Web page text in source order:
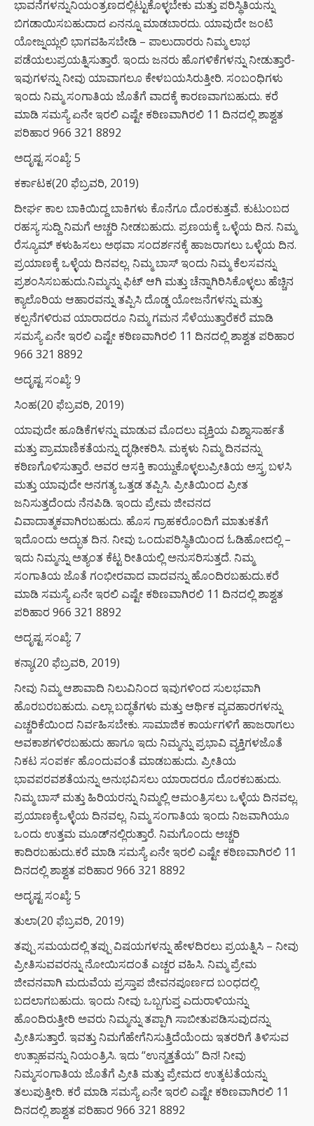
ಭಾವನೆಗಳನ್ನುನಿಯಂತ್ರಣದಲ್ಲಿಟ್ಟುಕೊಳ್ಳಬೇಕು ಮತ್ತು ಪರಿಸ್ಥಿತಿಯನ್ನು
ಬಿಗಡಾಯಿಸಬಹುದಾದ ಏನನ್ನೂ ಮಾಡಬಾರದು. ಯಾವುದೇ ಜಂಟಿ
ಯೋಜ್ನಯ್ಲಲಿ ಭಾಗವಹಿಸಬೇಡಿ – ಪಾಲುದಾರರು ನಿಮ್ಮ ಲಾಭ
ಪಡೆಯಲುಪ್ರಯತ್ನಿಸುತ್ತಾರೆ. ಇಂದು ಜನರು ಹೊಗಳಿಕೆಗಳನ್ನು ನೀಡುತ್ತಾರೆ-
ಇವುಗಳನ್ನು ನೀವು ಯಾವಾಗಲೂ ಕೇಳಬಯಸಿರುತ್ತೀರಿ. ಸಂಬಂಧಿಗಳು
ಇಂದು ನಿಮ್ಮ ಸಂಗಾತಿಯ ಜೊತೆಗೆ ವಾದಕ್ಕೆ ಕಾರಣವಾಗಬಹುದು. ಕರೆ
ಮಾಡಿ ಸಮಸ್ಯೆ ಏನೇ ಇರಲಿ ಎಷ್ಟೇ ಕಠಿಣವಾಗಿರಲಿ 11 ದಿನದಲ್ಲಿ ಶಾಶ್ವತ
ಪರಿಹಾರ 966 321 8892
ಅದೃಷ್ಟ ಸಂಖ್ಯೆ: 5
ಕರ್ಕಾಟಕ(20 ಫೆಬ್ರವರಿ, 2019)
ದೀರ್ಘ ಕಾಲ ಬಾಕಿಯಿದ್ದ ಬಾಕಿಗಳು ಕೊನೆಗೂ ದೊರಕುತ್ತವೆ. ಕುಟುಂಬದ
ರಹಸ್ಯ ಸುದ್ದಿ ನಿಮಗೆ ಅಚ್ಚರಿ ನೀಡಬಹುದು. ಪ್ರಣಯಕ್ಕೆ ಒಳ್ಳೆಯ ದಿನ. ನಿಮ್ಮ
ರೆಸ್ಯೂಮ್ ಕಳುಹಿಸಲು ಅಥವಾ ಸಂದರ್ಶನಕ್ಕೆ ಹಾಜರಾಗಲು ಒಳ್ಳೆಯ ದಿನ.
ಪ್ರಯಾಣಕ್ಕೆ ಒಳ್ಳೆಯ ದಿನವಲ್ಲ. ನಿಮ್ಮ ಬಾಸ್ ಇಂದು ನಿಮ್ಮ ಕೆಲಸವನ್ನು
ಪ್ರಶಂಸಿಸಬಹುದು.ನಿಮ್ಮನ್ನು ಫಿಟ್ ಆಗಿ ಮತ್ತು ಚೆನ್ನಾಗಿರಿಸಿಕೊಳ್ಳಲು ಹೆಚ್ಚಿನ
ಕ್ಯಾಲೊರಿಯ ಆಹಾರವನ್ನು ತಪ್ಪಿಸಿ ದೊಡ್ಡ ಯೋಜನೆಗಳನ್ನು ಮತ್ತು
ಕಲ್ಪನೆಗಳಿರುವ ಯಾರಾದರೂ ನಿಮ್ಮ ಗಮನ ಸೆಳೆಯುತ್ತಾರೆಕರೆ ಮಾಡಿ
ಸಮಸ್ಯೆ ಏನೇ ಇರಲಿ ಎಷ್ಟೇ ಕಠಿಣವಾಗಿರಲಿ 11 ದಿನದಲ್ಲಿ ಶಾಶ್ವತ ಪರಿಹಾರ
966 321 8892
ಅದೃಷ್ಟ ಸಂಖ್ಯೆ: 9
ಸಿಂಹ(20 ಫೆಬ್ರವರಿ, 2019)
ಯಾವುದೇ ಹೂಡಿಕೆಗಳನ್ನು ಮಾಡುವ ಮೊದಲು ವ್ಯಕ್ತಿಯ ವಿಶ್ವಾಸಾರ್ಹತೆ
ಮತ್ತು ಪ್ರಾಮಾಣಿಕತೆಯನ್ನು ದೃಢೀಕರಿಸಿ. ಮಕ್ಕಳು ನಿಮ್ಮ ದಿನವನ್ನು
ಕಠಿಣಗೊಳಿಸುತ್ತಾರೆ. ಅವರ ಆಸಕ್ತಿ ಕಾಯ್ದುಕೊಳ್ಳಲುಪ್ರೀತಿಯ ಅಸ್ತ್ರ ಬಳಸಿ
ಮತ್ತು ಯಾವುದೇ ಅನಗತ್ಯ ಒತ್ತಡ ತಪ್ಪಿಸಿ. ಪ್ರೀತಿಯಿಂದ ಪ್ರೀತ
ಜನಿಸುತ್ತದೆಂದು ನೆನಪಿಡಿ. ಇಂದು ಪ್ರೇಮ ಜೀವನದ
ವಿವಾದಾತ್ಮಕವಾಗಿರಬಹುದು. ಹೊಸ ಗ್ರಾಹಕರೊಂದಿಗೆ ಮಾತುಕತೆಗೆ
ಇದೊಂದು ಅದ್ಭುತ ದಿನ. ನೀವು ಒಂದುಪರಿಸ್ಥಿತಿಯಿಂದ ಓಡಿಹೋದಲ್ಲಿ –
ಇದು ನಿಮ್ಮನ್ನು ಅತ್ಯಂತ ಕೆಟ್ಟ ರೀತಿಯಲ್ಲಿ ಅನುಸರಿಸುತ್ತದೆ. ನಿಮ್ಮ
ಸಂಗಾತಿಯ ಜೊತೆ ಗಂಭೀರವಾದ ವಾದವನ್ನು ಹೊಂದಿರಬಹುದು.ಕರೆ
ಮಾಡಿ ಸಮಸ್ಯೆ ಏನೇ ಇರಲಿ ಎಷ್ಟೇ ಕಠಿಣವಾಗಿರಲಿ 11 ದಿನದಲ್ಲಿ ಶಾಶ್ವತ
ಪರಿಹಾರ 966 321 8892
ಅದೃಷ್ಟ ಸಂಖ್ಯೆ: 7
ಕನ್ಯಾ(20 ಫೆಬ್ರವರಿ, 2019)
ನೀವು ನಿಮ್ಮ ಆಶಾವಾದಿ ನಿಲುವಿನಿಂದ ಇವುಗಳಿಂದ ಸುಲಭವಾಗಿ
ಹೊರಬರಬಹುದು. ಎಲ್ಲಾ ಬದ್ಧತೆಗಳು ಮತ್ತು ಆರ್ಥಿಕ ವ್ಯವಹಾರಗಳನ್ನು
ಎಚ್ಚರಿಕೆಯಿಂದ ನಿರ್ವಹಿಸಬೇಕು. ಸಾಮಾಜಿಕ ಕಾರ್ಯಗಳಿಗೆ ಹಾಜರಾಗಲು
ಅವಕಾಶಗಳಿರಬಹುದು ಹಾಗೂ ಇದು ನಿಮ್ಮನ್ನು ಪ್ರಭಾವಿ ವ್ಯಕ್ತಿಗಳಜೊತೆ
ನಿಕಟ ಸಂಪರ್ಕ ಹೊಂದುವಂತೆ ಮಾಡಬಹುದು. ಪ್ರೀತಿಯ
ಭಾವಪರವಶತೆಯನ್ನು ಅನುಭವಿಸಲು ಯಾರಾದರೂ ದೊರಕಬಹುದು.
ನಿಮ್ಮ ಬಾಸ್ ಮತ್ತು ಹಿರಿಯರನ್ನು ನಿಮ್ಮಲ್ಲಿ ಆಮಂತ್ರಿಸಲು ಒಳ್ಳೆಯ ದಿನವಲ್ಲ.
ಪ್ರಯಾಣಕ್ಕೆಒಳ್ಳೆಯ ದಿನವಲ್ಲ. ನಿಮ್ಮ ಸಂಗಾತಿಯ ಇಂದು ನಿಜವಾಗಿಯೂ
ಒಂದು ಉತ್ತಮ ಮೂಡ್‌ನಲ್ಲಿರುತ್ತಾರೆ. ನಿಮಗೊಂದು ಅಚ್ಚರಿ
ಕಾದಿರಬಹುದು.ಕರೆ ಮಾಡಿ ಸಮಸ್ಯೆ ಏನೇ ಇರಲಿ ಎಷ್ಟೇ ಕಠಿಣವಾಗಿರಲಿ 11
ದಿನದಲ್ಲಿ ಶಾಶ್ವತ ಪರಿಹಾರ 966 321 8892
ಅದೃಷ್ಟ ಸಂಖ್ಯೆ: 5
ತುಲಾ(20 ಫೆಬ್ರವರಿ, 2019)
ತಪ್ಪು ಸಮಯದಲ್ಲಿ ತಪ್ಪು ವಿಷಯಗಳನ್ನು ಹೇಳದಿರಲು ಪ್ರಯತ್ನಿಸಿ – ನೀವು
ಪ್ರೀತಿಸುವವರನ್ನು ನೋಯಿಸದಂತೆ ಎಚ್ಚರ ವಹಿಸಿ. ನಿಮ್ಮ ಪ್ರೇಮ
ಜೀವನವಾಗಿ ಮದುವೆಯ ಪ್ರಸ್ತಾಪ ಜೀವನಪೂರ್ಣದ ಬಂಧದಲ್ಲಿ
ಬದಲಾಗಬಹುದು. ಇಂದು ನೀವು ಒಬ್ಬಗುಪ್ತ ಎದುರಾಳಿಯನ್ನು
ಹೊಂದಿರುತ್ತೀರಿ ಅವರು ನಿಮ್ಮನ್ನು ತಪ್ಪಾಗಿ ಸಾಬೀತುಪಡಿಸುವುದನ್ನು
ಪ್ರೀತಿಸುತ್ತಾರೆ. ಇವತ್ತು ನಿಮಗೆಹೇಗೆನಿಸುತ್ತಿದೆಯೆಂದು ಇತರರಿಗೆ ತಿಳಿಸುವ
ಉತ್ಸಾಹವನ್ನು ನಿಯಂತ್ರಿಸಿ. ಇದು “ಉನ್ಮತ್ತತೆಯ” ದಿನ! ನೀವು
ನಿಮ್ಮಸಂಗಾತಿಯ ಜೊತೆಗೆ ಪ್ರೀತಿ ಮತ್ತು ಪ್ರೇಮದ ಉತ್ಕಟತೆಯನ್ನು
ತಲುಪುತ್ತೀರಿ. ಕರೆ ಮಾಡಿ ಸಮಸ್ಯೆ ಏನೇ ಇರಲಿ ಎಷ್ಟೇ ಕಠಿಣವಾಗಿರಲಿ 11
ದಿನದಲ್ಲಿ ಶಾಶ್ವತ ಪರಿಹಾರ 966 321 8892